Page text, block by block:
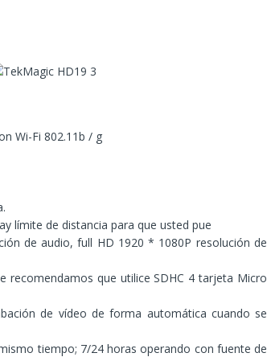
Wi-Fi 802.11b / g
límite de distancia para que usted pue
de audio, full HD 1920 * 1080P resolución de
recomendamos que utilice SDHC 4 tarjeta Micro
de vídeo de forma automática cuando se
tiempo; 7/24 horas operando con fuente de